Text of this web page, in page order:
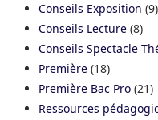
Conseils Exposition (9)
Conseils Lecture (8)
Conseils Spectacle
Première (18)
Première Bac Pro (21)
Ressources